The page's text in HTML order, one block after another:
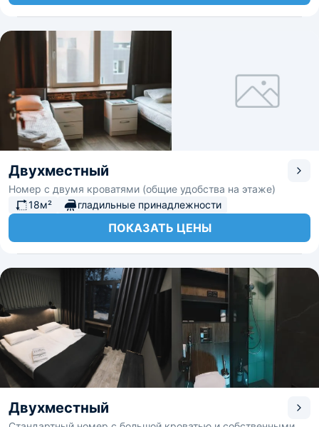
Двухместный
Номер с двумя кроватями (общие удобства на этаже)
18м²
гладильные принадлежности
ПОКАЗАТЬ ЦЕНЫ
Двухместный